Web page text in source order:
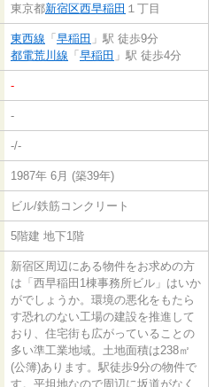
東京都新宿区西早稲田 １丁目
東西線 「 早稲田 」駅 徒歩9分
都電荒川線 「 早稲田 」駅 徒歩4分
-
-
-/-
1987年 6月 (築39年)
ビル/鉄筋コンクリート
5階建 地下1階
新宿区周辺にある物件をお求めの方
は「西早稲田1棟事務所ビル」はいか
がでしょうか。環境の悪化をもたら
す恐れのない工場の建設を推進して
おり、住宅街も広がっていることの
多い準工業地域。土地面積は238㎡
(公簿)あります。駅徒歩9分の物件で
す。平坦地なので周辺に坂道がなく